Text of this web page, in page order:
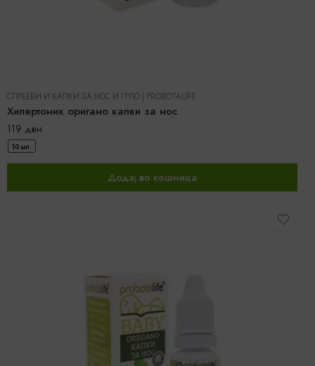
СПРЕЕВИ И КАПКИ ЗА НОС И ГРЛО PROBOTALIFE
Хипертоник оригано капки за нос
119 ден
10 мл.
Додај во кошница